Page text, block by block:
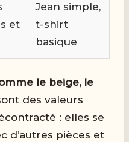
et
Jean simple,
t-shirt
basique
le beige, le
des valeurs
: elles se
d’autres pièces et